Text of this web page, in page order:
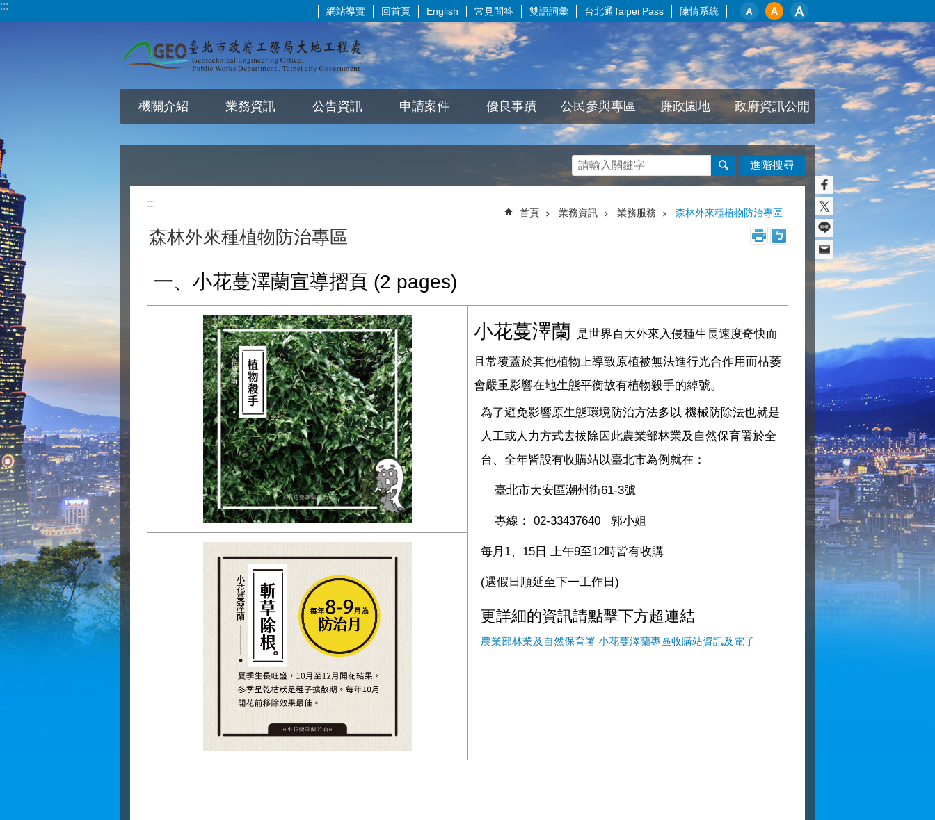
跳到主要內容區塊
::: 網站導覽 回首頁 English 常見問答 雙語詞彙 台北通Taipei Pass 陳情系統
機關介紹 業務資訊 公告資訊 申請案件 優良事蹟 公民參與專區 廉政園地 政府資訊公開
進階搜尋
:::
首頁 業務資訊 業務服務 森林外來種植物防治專區
森林外來種植物防治專區
一、小花蔓澤蘭宣導摺頁 (2 pages)
小花蔓澤蘭 是世界百大外來入侵種生長速度奇快而
且常覆蓋於其他植物上導致原植被無法進行光合作用而枯萎
會嚴重影響在地生態平衡故有植物殺手的綽號。
為了避免影響原生態環境防治方法多以 機械防除法也就是
人工或人力方式去拔除因此農業部林業及自然保育署於全
台、全年皆設有收購站以臺北市為例就在：
臺北市大安區潮州街61-3號
專線： 02-33437640 郭小姐
每月1、15日 上午9至12時皆有收購
(遇假日順延至下一工作日)
更詳細的資訊請點擊下方超連結
農業部林業及自然保育署 小花蔓澤蘭專區收購站資訊及電子